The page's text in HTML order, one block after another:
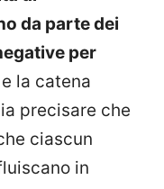
da parte dei
per
e la catena
precisare che
ciascun
in